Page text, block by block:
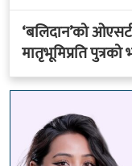
‘बलिदान’को
मातृभूमिप्रति